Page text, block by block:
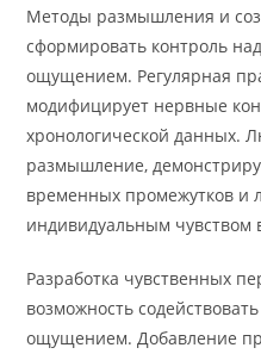
Методы размышления и
сформировать контроль
ощущением. Регулярная
модифицирует нервные
хронологической данных.
размышление,
временных промежутков и
индивидуальным чувством
Разработка чувственных
возможность
ощущением. Добавление